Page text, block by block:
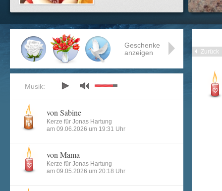
Zurück
Geschenke
anzeigen
Musik:
von Sabine
Kerze für Jonas Hartung
am 09.06.2026 um 19:31 Uhr
von Mama
Kerze für Jonas Hartung
am 09.05.2026 um 20:18 Uhr